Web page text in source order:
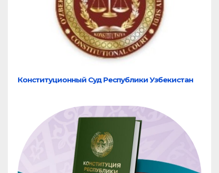
Конституционный Суд Республики Узбекистан